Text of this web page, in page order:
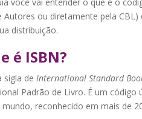
Autores ou diretamente pela
distribuição.
é ISBN?
sigla de International Standard
Padrão de Livro. É um
reconhecido em mais de